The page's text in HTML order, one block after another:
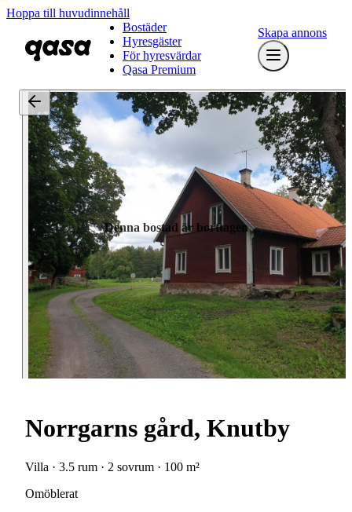
Hoppa till huvudinnehåll
Bostäder
Hyresgäster
För hyresvärdar
Qasa Premium
Skapa annons
Denna bostad är borttagen
Norrgarns gård, Knutby
Villa · 3.5 rum · 2 sovrum · 100 m²
Omöblerat